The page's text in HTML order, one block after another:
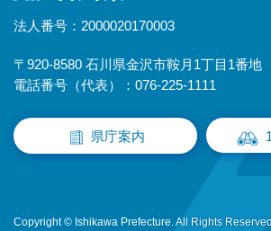
法人番号：2000020170003
〒920-8580 石川県金沢市鞍月1丁目1番地
電話番号（代表）：076-225-1111
県庁案内
Copyright © Ishikawa Prefecture. All Rights Reserved.